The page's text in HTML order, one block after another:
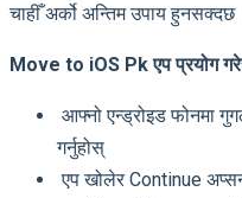
चाहीँ अर्को अन्तिम उपाय हुनसक्दछ
Move to iOS Pk एप प्रयोग
आफ्नो एन्ड्रोइड फोनमा
गर्नुहोस्
एप खोलेर Continue